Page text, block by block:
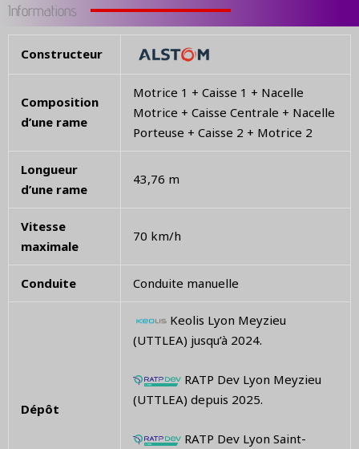
Informations
Constructeur
Composition
d’une rame
Motrice 1 + Caisse 1 + Nacelle
Motrice + Caisse Centrale + Nacelle
Porteuse + Caisse 2 + Motrice 2
Longueur
d’une rame
43,76 m
Vitesse
maximale
70 km/h
Conduite Conduite manuelle
Dépôt
Keolis Lyon Meyzieu
(UTTLEA) jusqu’à 2024.
RATP Dev Lyon Meyzieu
(UTTLEA) depuis 2025.
RATP Dev Lyon Saint-